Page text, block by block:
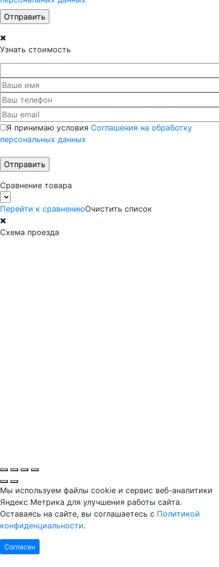
Узнать стоимость
Я принимаю условия Соглашения на обработку
персональных данных
Сравнение товара
Перейти к сравнениюОчистить список
Схема проезда
Мы используем файлы cookie и сервис веб-аналитики
Яндекс Метрика для улучшения работы сайта.
Оставаясь на сайте, вы соглашаетесь с Политикой
конфиденциальности.
Согласен